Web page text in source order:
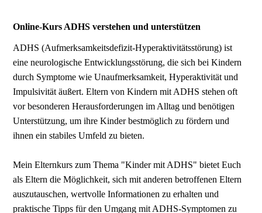
Online-Kurs ADHS verstehen und unterstützen
ADHS (Aufmerksamkeitsdefizit-Hyperaktivitätsstörung) ist
eine neurologische Entwicklungsstörung, die sich bei Kindern
durch Symptome wie Unaufmerksamkeit, Hyperaktivität und
Impulsivität äußert. Eltern von Kindern mit ADHS stehen oft
vor besonderen Herausforderungen im Alltag und benötigen
Unterstützung, um ihre Kinder bestmöglich zu fördern und
ihnen ein stabiles Umfeld zu bieten.
Mein Elternkurs zum Thema "Kinder mit ADHS" bietet Euch
als Eltern die Möglichkeit, sich mit anderen betroffenen Eltern
auszutauschen, wertvolle Informationen zu erhalten und
praktische Tipps für den Umgang mit ADHS-Symptomen zu